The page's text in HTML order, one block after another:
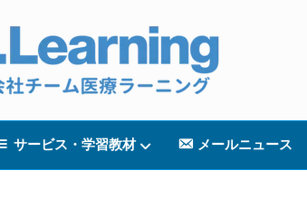
サービス・学習教材 メールニュース